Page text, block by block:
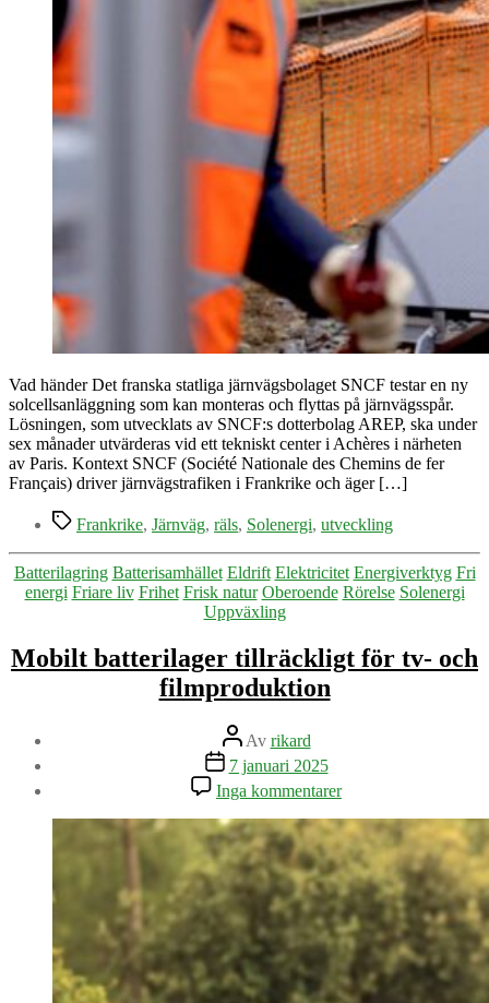
Vad händer Det franska statliga järnvägsbolaget SNCF testar en ny
solcellsanläggning som kan monteras och flyttas på järnvägsspår.
Lösningen, som utvecklats av SNCF:s dotterbolag AREP, ska under
sex månader utvärderas vid ett tekniskt center i Achères i närheten
av Paris. Kontext SNCF (Société Nationale des Chemins de fer
Français) driver järnvägstrafiken i Frankrike och äger […]
Etiketter
Frankrike, Järnväg, räls, Solenergi, utveckling
Kategorier
Batterilagring Batterisamhället Eldrift Elektricitet Energiverktyg Fri
energi Friare liv Frihet Frisk natur Oberoende Rörelse Solenergi
Uppväxling
Mobilt batterilager tillräckligt för tv- och
filmproduktion
Inläggsförfattare
Av rikard
Inläggsdatum
7 januari 2025
Inga kommentarertill
Mobilt
batterilager
tillräckligt
för
tv-
och
filmproduktion